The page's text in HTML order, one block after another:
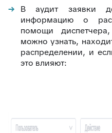
В аудит заявки
информацию о
помощи
можно узнать,
распределении, и
это влияют: